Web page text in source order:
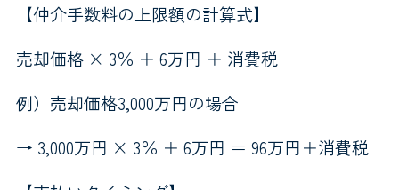
【仲介手数料の上限額の計算式】
売却価格 × 3％ ＋ 6万円 ＋ 消費税
例）売却価格3,000万円の場合
→ 3,000万円 × 3％ ＋ 6万円 ＝ 96万円＋消費税